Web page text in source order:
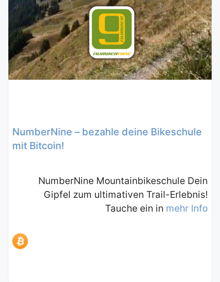
NumberNine – bezahle deine Bikeschule
mit Bitcoin!
NumberNine Mountainbikeschule Dein
Gipfel zum ultimativen Trail-Erlebnis!
Tauche ein in mehr Info